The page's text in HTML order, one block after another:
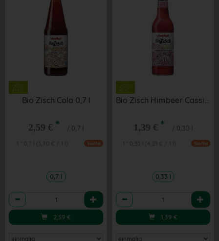
Bio Zisch Cola 0,7 l
2,59 € * / 0,7 l
Staffel
0,7 l
Anzahl
2,59 €
Bio Zisch Himbeer Cassis 0,33 l
1,39 € * / 0,33 l
Staffel
0,33 l
Anzahl
1,39 €